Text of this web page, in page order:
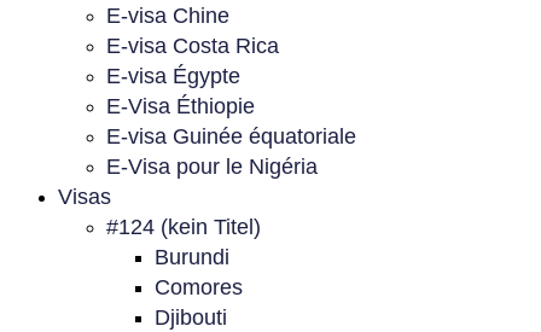
E-visa Chine
E-visa Costa Rica
E-visa Égypte
E-Visa Éthiopie
E-visa Guinée équatoriale
E-Visa pour le Nigéria
Visas
#124 (kein Titel)
Burundi
Comores
Djibouti